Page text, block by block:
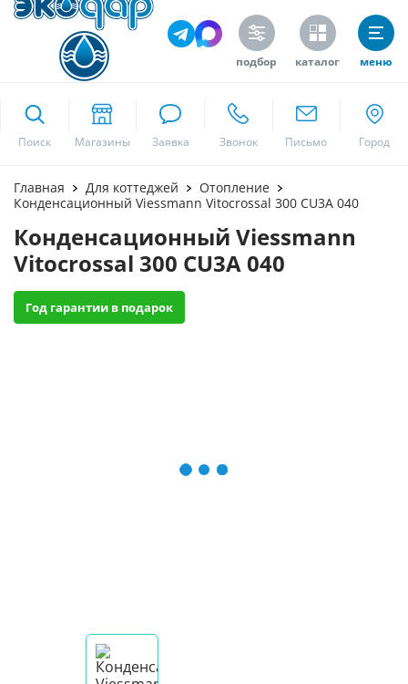
подбор каталог меню
Поиск
Москва
Главная Для коттеджей
Отопление
Конденсационный Viessmann Vitocrossal 300 CU3A 040
Конденсационный Viessmann
Vitocrossal 300 CU3A 040
Год гарантии в подарок